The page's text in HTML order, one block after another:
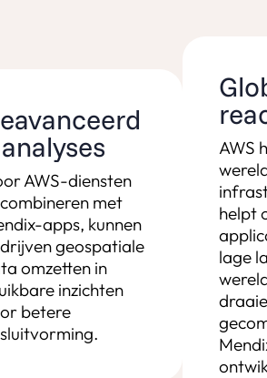
AWS-diensten
met
apps, kunnen
geospatiale
omzetten in
inzichten
betere
AWS
helpt
lage